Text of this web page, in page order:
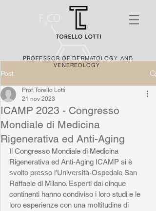
PROFESSOR OF DERMATOLOGY AND
VENEREOLOGY
Post
ICAMP 2023 - Congresso
Mondiale di Medicina
Rigenerativa ed Anti-Aging
Prof. Torello Lotti
21 nov 2023
Il Congresso Mondiale di Medicina
Rigenerativa ed Anti-Aging ICAMP si è
svolto presso l'Università-Ospedale San
Raffaele di Milano. Esperti dai cinque
continenti hanno condiviso i loro studi e le
loro esperienze con una moltitudine di